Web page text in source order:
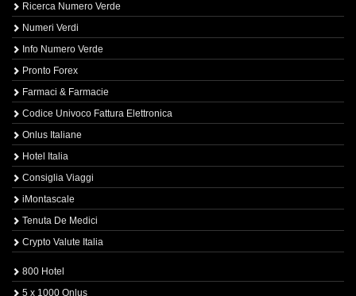
Ricerca Numero Verde
Numeri Verdi
Info Numero Verde
Pronto Forex
Farmaci & Farmacie
Codice Univoco Fattura Elettronica
Onlus Italiane
Hotel Italia
Consiglia Viaggi
iMontascale
Tenuta De Medici
Crypto Valute Italia
800 Hotel
5 x 1000 Onlus